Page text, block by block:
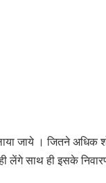
जाये । जितने अधिक
लेंगे साथ ही इसके